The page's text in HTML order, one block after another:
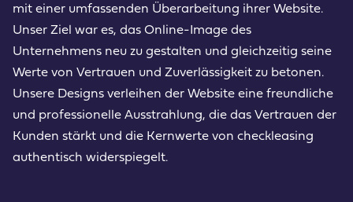
mit einer umfassenden Überarbeitung ihrer Website.
Unser Ziel war es, das Online-Image des
Unternehmens neu zu gestalten und gleichzeitig seine
Werte von Vertrauen und Zuverlässigkeit zu betonen.
Unsere Designs verleihen der Website eine freundliche
und professionelle Ausstrahlung, die das Vertrauen der
Kunden stärkt und die Kernwerte von checkleasing
authentisch widerspiegelt.